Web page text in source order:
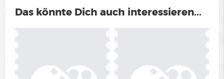
Das könnte Dich auch interessieren...